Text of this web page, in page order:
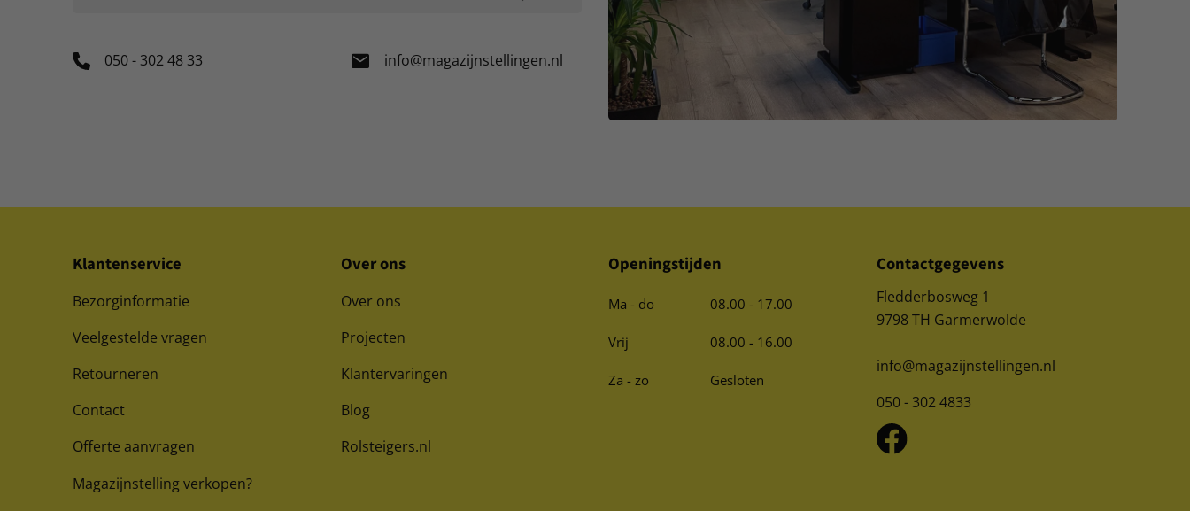
050 - 302 48 33 info@magazijnstellingen.nl
Klantenservice
Bezorginformatie
Veelgestelde vragen
Retourneren
Contact
Offerte aanvragen
Magazijnstelling verkopen?
Over ons
Over ons
Projecten
Klantervaringen
Blog
Rolsteigers.nl
Openingstijden
Ma - do 08.00 - 17.00
Vrij 08.00 - 16.00
Za - zo Gesloten
Contactgegevens
Fledderbosweg 1
9798 TH Garmerwolde
info@magazijnstellingen.nl
050 - 302 4833